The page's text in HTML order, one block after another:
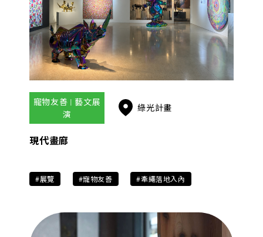
寵物友善 | 藝文展
演
綠光計畫
現代畫廊
#展覽 #寵物友善 #牽繩落地入內